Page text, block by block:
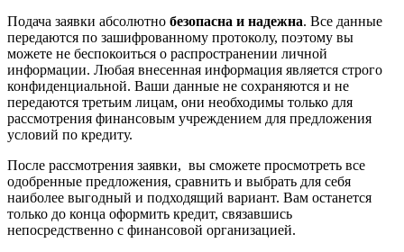
Подача заявки абсолютно безопасна и надежна. Все данные
передаются по зашифрованному протоколу, поэтому вы
можете не беспокоиться о распространении личной
информации. Любая внесенная информация является строго
конфиденциальной. Ваши данные не сохраняются и не
передаются третьим лицам, они необходимы только для
рассмотрения финансовым учреждением для предложения
условий по кредиту.
После рассмотрения заявки, вы сможете просмотреть все
одобренные предложения, сравнить и выбрать для себя
наиболее выгодный и подходящий вариант. Вам останется
только до конца оформить кредит, связавшись
непосредственно с финансовой организацией.